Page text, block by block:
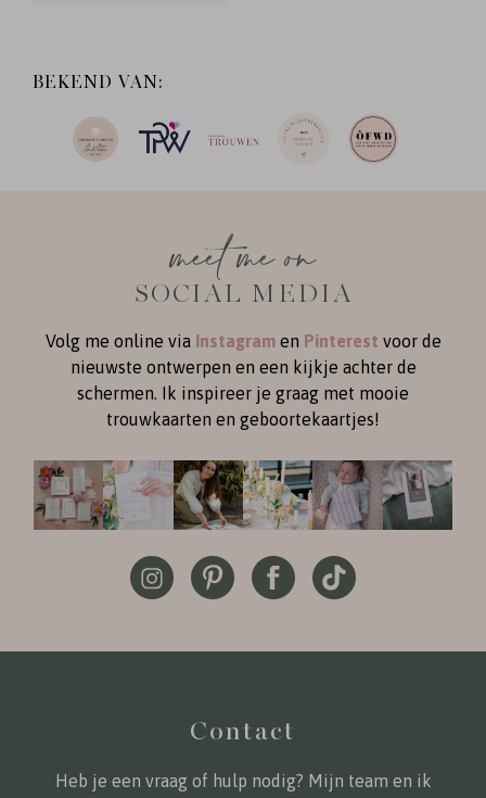
BEKEND VAN:
meet me on
SOCIAL MEDIA
Volg me online via Instagramen Pinterest voor de
nieuwste ontwerpen en een kijkje achter de
schermen. Ik inspireer je graag met mooie
trouwkaarten en geboortekaartjes!
Contact
Heb je een vraag of hulp nodig? Mijn team en ik